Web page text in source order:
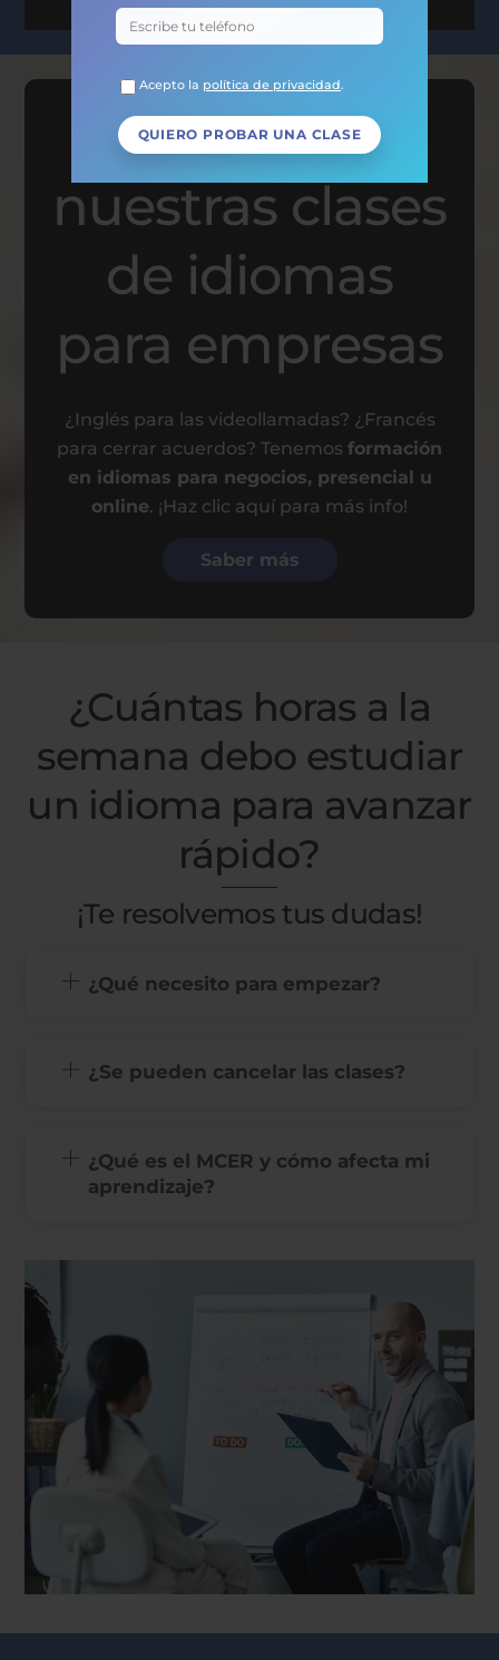
Acepto la política de privacidad.
Descubre
nuestras clases
de idiomas
para empresas
¿Inglés para las videollamadas? ¿Francés
para cerrar acuerdos? Tenemos formación
en idiomas para negocios, presencial u
online. ¡Haz clic aquí para más info!
Saber más
¿Cuántas horas a la
semana debo estudiar
un idioma para avanzar
rápido?
¡Te resolvemos tus dudas!
¿Qué necesito para empezar?
¿Se pueden cancelar las clases?
¿Qué es el MCER y cómo afecta mi
aprendizaje?